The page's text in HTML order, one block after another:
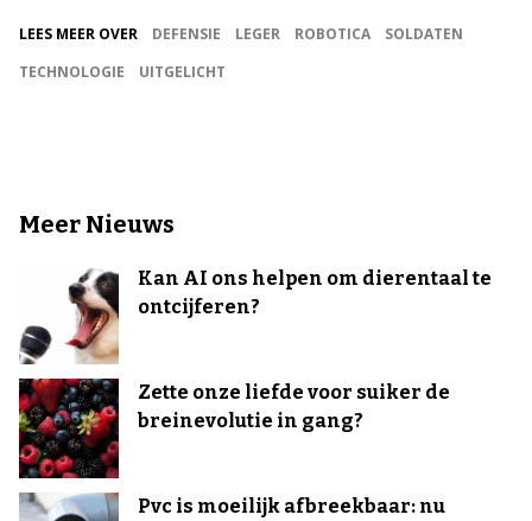
LEES MEER OVER DEFENSIE LEGER ROBOTICA
SOLDATEN
TECHNOLOGIE
UITGELICHT
Meer Nieuws
Kan AI ons helpen om dierentaal te
ontcijferen?
Zette onze liefde voor suiker de
breinevolutie in gang?
Pvc is moeilijk afbreekbaar: nu